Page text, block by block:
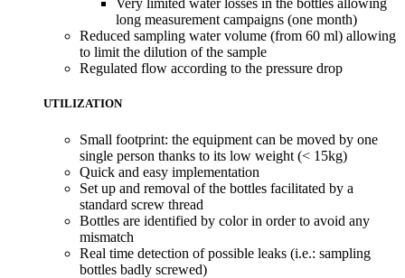
Very limited water losses in the bottles allowing
long measurement campaigns (one month)
Reduced sampling water volume (from 60 ml) allowing
to limit the dilution of the sample
Regulated flow according to the pressure drop
UTILIZATION
Small footprint: the equipment can be moved by one
single person thanks to its low weight (< 15kg)
Quick and easy implementation
Set up and removal of the bottles facilitated by a
standard screw thread
Bottles are identified by color in order to avoid any
mismatch
Real time detection of possible leaks (i.e.: sampling
bottles badly screwed)